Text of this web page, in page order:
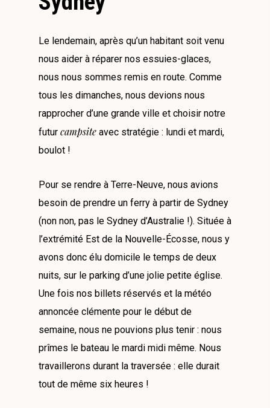
Le lendemain, après qu’un habitant soit venu
nous aider à réparer nos essuies-glaces,
nous nous sommes remis en route. Comme
tous les dimanches, nous devions nous
rapprocher d’une grande ville et choisir notre
futur campsite avec stratégie : lundi et mardi,
boulot !
Pour se rendre à Terre-Neuve, nous avions
besoin de prendre un ferry à partir de Sydney
(non non, pas le Sydney d’Australie !). Située à
l’extrémité Est de la Nouvelle-Écosse, nous y
avons donc élu domicile le temps de deux
nuits, sur le parking d’une jolie petite église.
Une fois nos billets réservés et la météo
annoncée clémente pour le début de
semaine, nous ne pouvions plus tenir : nous
prîmes le bateau le mardi midi même. Nous
travaillerons durant la traversée : elle durait
tout de même six heures !